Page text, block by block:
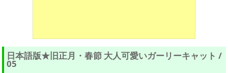
日本語版★旧正月・春節 大人可愛いガーリーキャット /
05